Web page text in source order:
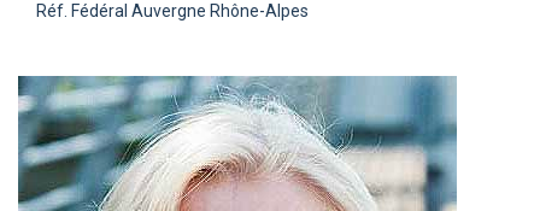
Réf. Fédéral Auvergne Rhône-Alpes